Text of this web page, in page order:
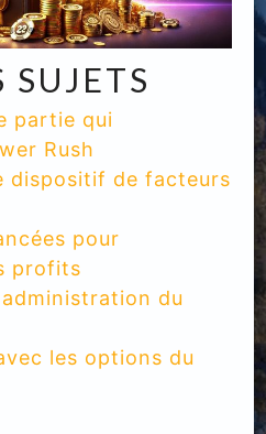
SUJETS
partie qui
Rush
dispositif de facteurs
pour
profits
du
les options du